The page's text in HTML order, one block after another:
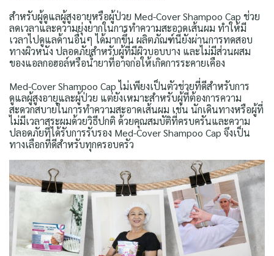
สำหรับผู้ดูแลผู้สูงอายุหรือผู้ป่วย Med-Cover Shampoo Cap ช่วย
ลดเวลาและความยุ่งยากในการทำความสะอาดเส้นผม ทำให้มี
เวลาไปดูแลด้านอื่นๆ ได้มากขึ้น ผลิตภัณฑ์นี้ยังผ่านการทดสอบ
ทางผิวหนัง ปลอดภัยสำหรับผู้ที่มีผิวบอบบาง และไม่มีส่วนผสม
ของแอลกอฮอล์หรือน้ำยาที่อาจก่อให้เกิดการระคายเคือง
Med-Cover Shampoo Cap ไม่เพียงเป็นตัวช่วยที่ดีสำหรับการ
ดูแลผู้สูงอายุและผู้ป่วย แต่ยังเหมาะสำหรับผู้ที่ต้องการความ
สะดวกสบายในการทำความสะอาดเส้นผม เช่น นักเดินทางหรือผู้ที่
ไม่มีเวลาสระผมด้วยวิธีปกติ ด้วยคุณสมบัติที่ครบครันและความ
ปลอดภัยที่ได้รับการรับรอง Med-Cover Shampoo Cap จึงเป็น
ทางเลือกที่ดีสำหรับทุกครอบครัว